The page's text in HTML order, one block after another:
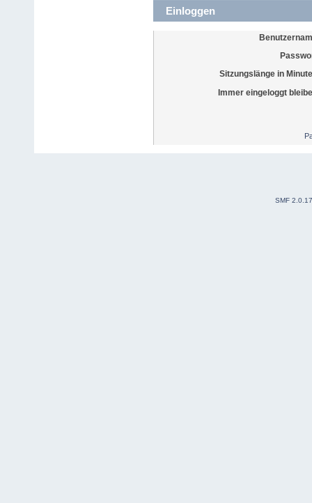
Einloggen
Sitzungslänge in
Immer eingeloggt
SMF 2.0.17